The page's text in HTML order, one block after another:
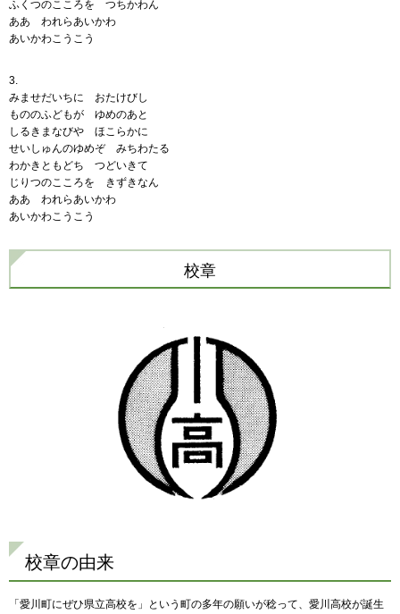
ふくつのこころを つちかわん
ああ われらあいかわ
あいかわこうこう
3.
みませだいちに おたけびし
もののふどもが ゆめのあと
しるきまなびや ほこらかに
せいしゅんのゆめぞ みちわたる
わかきともどち つどいきて
じりつのこころを きずきなん
ああ われらあいかわ
あいかわこうこう
校章
校章の由来
「愛川町にぜひ県立高校を」という町の多年の願いが稔って、愛川高校が誕生